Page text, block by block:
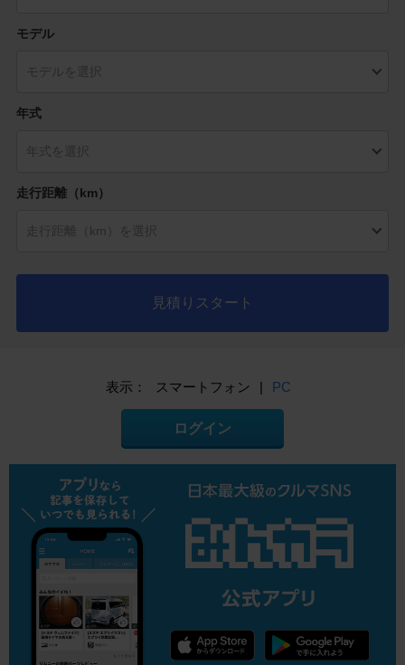
モデル
年式
走行距離（km）
見積りスタート
表示： スマートフォン | PC
ログイン